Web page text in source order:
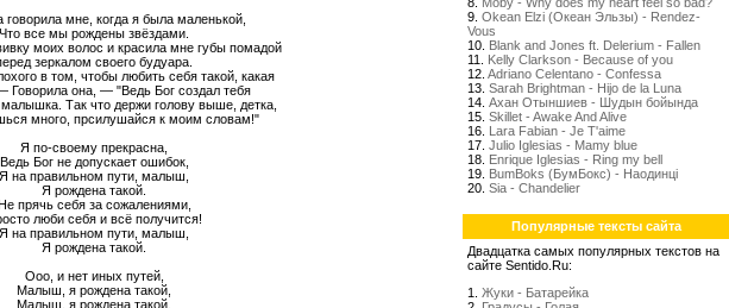
мне, когда я была маленькой,
Что все мы рождены звёздами.
моих волос и красила мне губы помадой
зеркалом своего будуара.
в том, чтобы любить себя такой, какая
Говорила она, — "Ведь Бог создал тебя
Так что держи голову выше, детка,
много, прсилушайся к моим словам!"
Я по-своему прекрасна,
Ведь Бог не допускает ошибок,
Я на правильном пути, малыш,
Я рождена такой.
прячь себя за сожалениями,
люби себя и всё получится!
Я на правильном пути, малыш,
Я рождена такой.
Ооо, и нет иных путей,
Малыш, я рождена такой,
Малыш, я рождена такой.
9. Okean Elzi (Океан Эльзы) - Rendez-
Vous
10. Blank and Jones ft. Delerium - Fallen
11. Kelly Clarkson - Because of you
12. Adriano Celentano - Confessa
13. Sarah Brightman - Hijo de la Luna
14. Ахан Отыншиев - Шудын бойында
15. Skillet - Awake And Alive
16. Lara Fabian - Je T'aime
17. Julio Iglesias - Mamy blue
18. Enrique Iglesias - Ring my bell
19. BumBoks (БумБокс) - Наодинці
20. Sia - Chandelier
Популярные тексты сайта
Двадцатка самых популярных текстов на
сайте Sentido.Ru:
1. Жуки - Батарейка